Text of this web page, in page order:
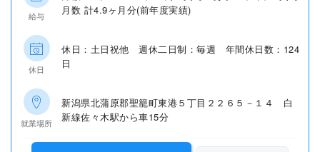
給与
月数 計4.9ヶ月分(前年度実績)
休日
休日：土日祝他 週休二日制：毎週 年間休日数：124
日
就業場所
新潟県北蒲原郡聖籠町東港５丁目２２６５－１４ 白
新線佐々木駅から車15分